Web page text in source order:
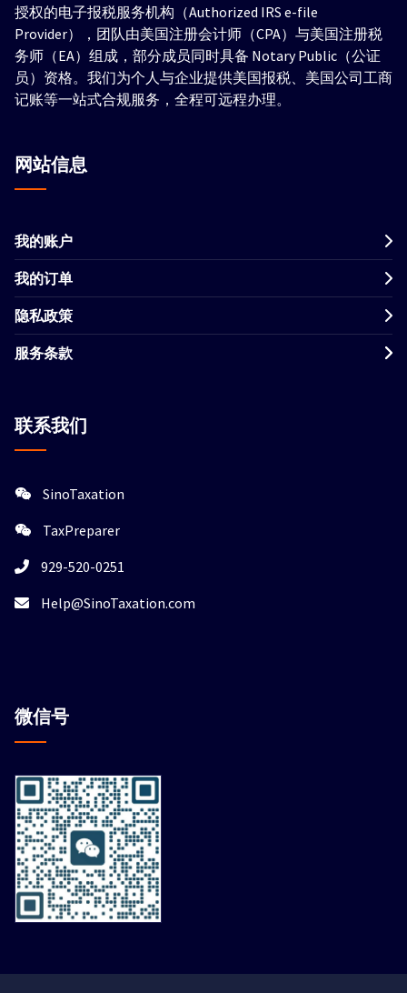
授权的电子报税服务机构（Authorized IRS e-file
Provider），团队由美国注册会计师（CPA）与美国注册税
务师（EA）组成，部分成员同时具备 Notary Public（公证
员）资格。我们为个人与企业提供美国报税、美国公司工商
记账等一站式合规服务，全程可远程办理。
网站信息
我的账户
我的订单
隐私政策
服务条款
联系我们
SinoTaxation
TaxPreparer
929-520-0251
Help@SinoTaxation.com
微信号